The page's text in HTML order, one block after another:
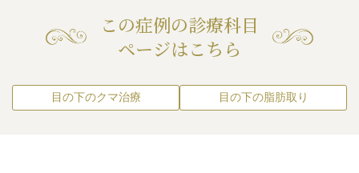
この症例の診療科目
ページはこちら
目の下のクマ治療 目の下の脂肪取り